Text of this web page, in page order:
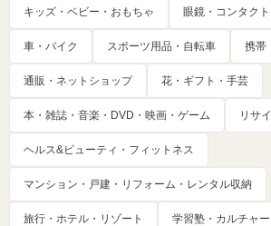
キッズ・ベビー・おもちゃ 眼鏡・コンタク
車・バイク スポーツ用品・自転車 携帯
通販・ネットショップ 花・ギフト・手芸
本・雑誌・音楽・DVD・映画・ゲーム リサ
ヘルス&ビューティ・フィットネス
マンション・戸建・リフォーム・レンタル収納
旅行・ホテル・リゾート 学習塾・カルチャ